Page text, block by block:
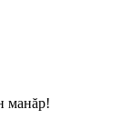
манăр!